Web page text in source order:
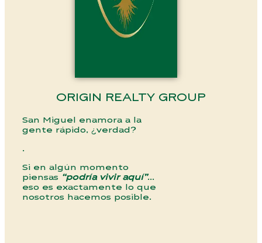
ORIGIN REALTY GROUP
San Miguel enamora a la
gente rápido, ¿verdad?
.
Si en algún momento
piensas “podría vivir aquí”…
eso es exactamente lo que
nosotros hacemos posible.